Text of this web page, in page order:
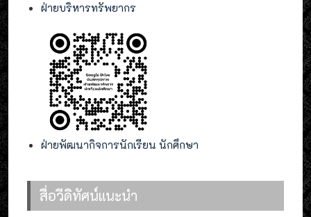
ฝ่ายบริหารทรัพยากร
ฝ่ายพัฒนากิจการนักเรียน นักศึกษา
สื่อวีดิทัศน์แนะนำ